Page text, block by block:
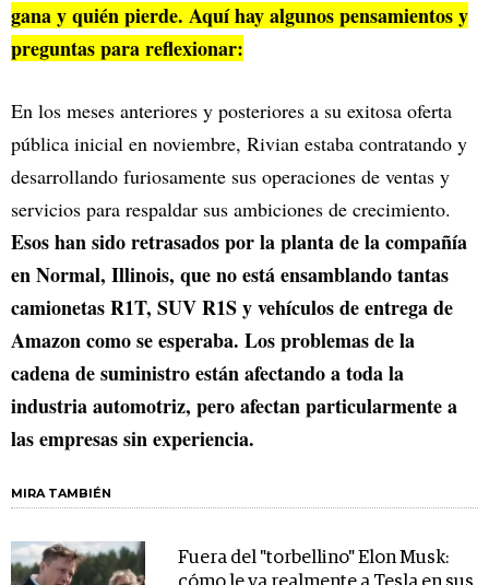
gana y quién pierde. Aquí hay algunos pensamientos y
preguntas para reflexionar:
En los meses anteriores y posteriores a su exitosa oferta
pública inicial en noviembre, Rivian estaba contratando y
desarrollando furiosamente sus operaciones de ventas y
servicios para respaldar sus ambiciones de crecimiento.
Esos han sido retrasados por la planta de la compañía
en Normal, Illinois, que no está ensamblando tantas
camionetas R1T, SUV R1S y vehículos de entrega de
Amazon como se esperaba. Los problemas de la
cadena de suministro están afectando a toda la
industria automotriz, pero afectan particularmente a
las empresas sin experiencia.
MIRA TAMBIÉN
Fuera del "torbellino" Elon Musk: